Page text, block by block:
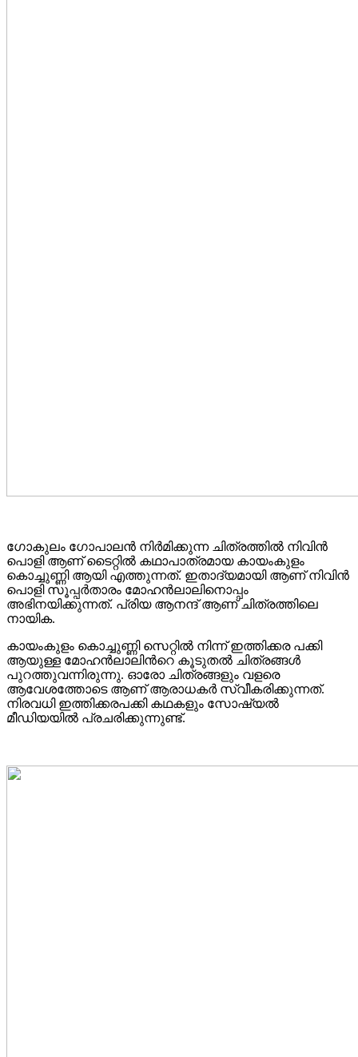
ഗോകുലം ഗോപാലൻ നിർമിക്കുന്ന ചിത്രത്തിൽ നിവിൻ
പൊളി ആണ് ടൈറ്റിൽ കഥാപാത്രമായ കായംകുളം
കൊച്ചുണ്ണി ആയി എത്തുന്നത്. ഇതാദ്യമായി ആണ് നിവിൻ
പൊളി സൂപ്പർതാരം മോഹൻലാലിനൊപ്പം
അഭിനയിക്കുന്നത്. പ്രിയ ആനന്ദ് ആണ് ചിത്രത്തിലെ
നായിക.
കായംകുളം കൊച്ചുണ്ണി സെറ്റിൽ നിന്ന് ഇത്തിക്കര പക്കി
ആയുള്ള മോഹൻലാലിന്‍റെ കൂടുതൽ ചിത്രങ്ങൾ
പുറത്തുവന്നിരുന്നു. ഓരോ ചിത്രങ്ങളും വളരെ
ആവേശത്തോടെ ആണ് ആരാധകർ സ്വീകരിക്കുന്നത്.
നിരവധി ഇത്തിക്കരപക്കി കഥകളും സോഷ്യൽ
മീഡിയയിൽ പ്രചരിക്കുന്നുണ്ട്.